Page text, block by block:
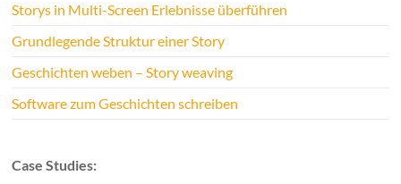
Storys in Multi-Screen Erlebnisse überführen
Grundlegende Struktur einer Story
Geschichten weben – Story weaving
Software zum Geschichten schreiben
Case Studies: